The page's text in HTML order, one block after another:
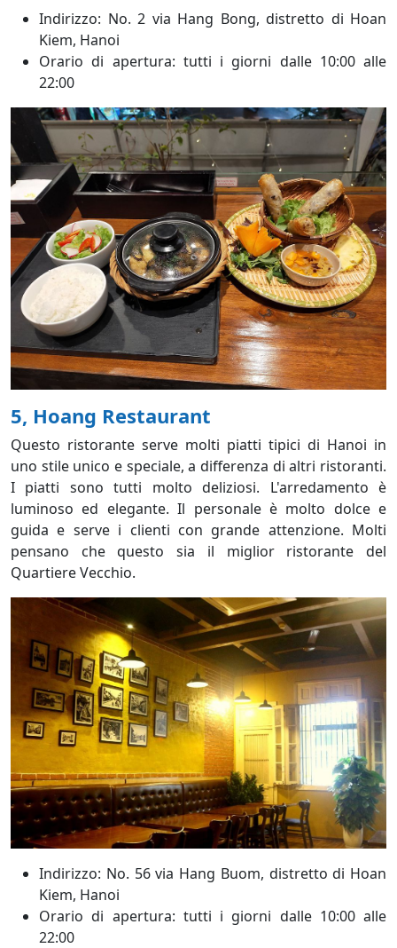
Indirizzo: No. 2 via Hang Bong, distretto di Hoan
Kiem, Hanoi
Orario di apertura: tutti i giorni dalle 10:00 alle
22:00
5, Hoang Restaurant
Questo ristorante serve molti piatti tipici di Hanoi in
uno stile unico e speciale, a differenza di altri ristoranti.
I piatti sono tutti molto deliziosi. L'arredamento è
luminoso ed elegante. Il personale è molto dolce e
guida e serve i clienti con grande attenzione. Molti
pensano che questo sia il miglior ristorante del
Quartiere Vecchio.
Indirizzo: No. 56 via Hang Buom, distretto di Hoan
Kiem, Hanoi
Orario di apertura: tutti i giorni dalle 10:00 alle
22:00